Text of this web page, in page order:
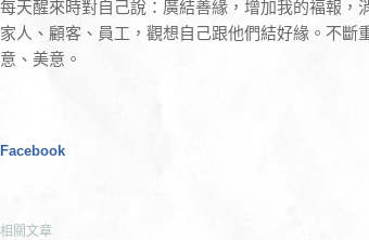
每天醒來時對自己說：廣結善緣，增加我的褔報，
家人、顧客、員工，觀想自己跟他們結好緣。不
意、美意。
Facebook
相關文章